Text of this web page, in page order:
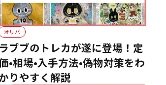
オリパ
ラブブのトレカが遂に登場！定
•相場•入手方法•偽物対策をわ
りやすく解説